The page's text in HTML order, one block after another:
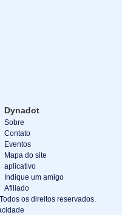
Dynadot
Sobre
Contato
Eventos
Mapa do site
aplicativo
Indique um amigo
Afiliado
os direitos reservados.